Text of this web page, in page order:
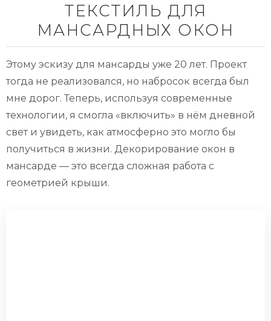
ТЕКСТИЛЬ ДЛЯ
МАНСАРДНЫХ ОКОН
Этому эскизу для мансарды уже 20 лет. Проект
тогда не реализовался, но набросок всегда был
мне дорог. Теперь, используя современные
технологии, я смогла «включить» в нём дневной
свет и увидеть, как атмосферно это могло бы
получиться в жизни. Декорирование окон в
мансарде — это всегда сложная работа с
геометрией крыши.